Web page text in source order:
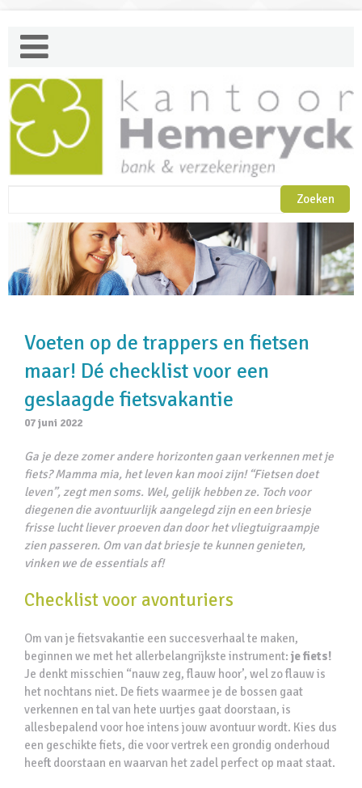
Voeten op de trappers en fietsen
maar! Dé checklist voor een
geslaagde fietsvakantie
07 juni 2022
Ga je deze zomer andere horizonten gaan verkennen met je
fiets? Mamma mia, het leven kan mooi zijn! “Fietsen doet
leven”, zegt men soms. Wel, gelijk hebben ze. Toch voor
diegenen die avontuurlijk aangelegd zijn en een briesje
frisse lucht liever proeven dan door het vliegtuigraampje
zien passeren. Om van dat briesje te kunnen genieten,
vinken we de essentials af!
Checklist voor avonturiers
Om van je fietsvakantie een succesverhaal te maken,
beginnen we met het allerbelangrijkste instrument: je fiets!
Je denkt misschien “nauw zeg, flauw hoor’, wel zo flauw is
het nochtans niet. De fiets waarmee je de bossen gaat
verkennen en tal van hete uurtjes gaat doorstaan, is
allesbepalend voor hoe intens jouw avontuur wordt. Kies dus
een geschikte fiets, die voor vertrek een grondig onderhoud
heeft doorstaan en waarvan het zadel perfect op maat staat.